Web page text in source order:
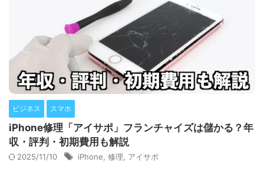
ビジネス スマホ
iPhone修理「アイサポ」フランチャイズは儲かる？年
収・評判・初期費用も解説
2025/11/10 iPhone 修理 アイサポ